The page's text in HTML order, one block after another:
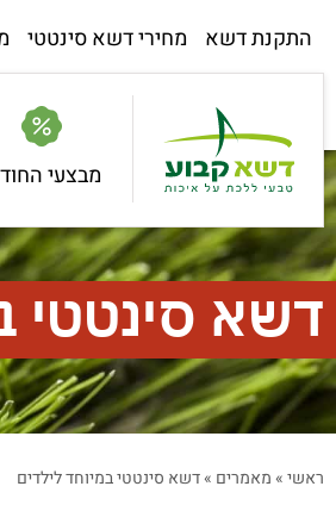
התקנת דשא מחירי דשא סינטטי
מבצעי
דשא סינטטי
ראשי»מאמרים »דשא סינטטי במיוחד לילדים